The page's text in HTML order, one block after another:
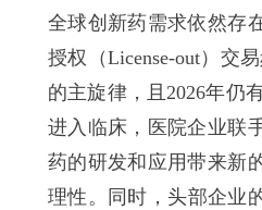
全球创新药需求依然存
授权（License-out）交
的主旋律，且2026年仍
进入临床，医院企业联
药的研发和应用带来新
理性。同时，头部企业